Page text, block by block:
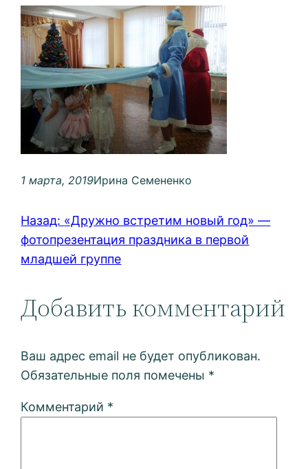
1 марта, 2019Ирина Семененко
Назад: «Дружно встретим новый год» —
фотопрезентация праздника в первой
младшей группе
Добавить комментарий
Ваш адрес email не будет опубликован.
Обязательные поля помечены *
Комментарий *